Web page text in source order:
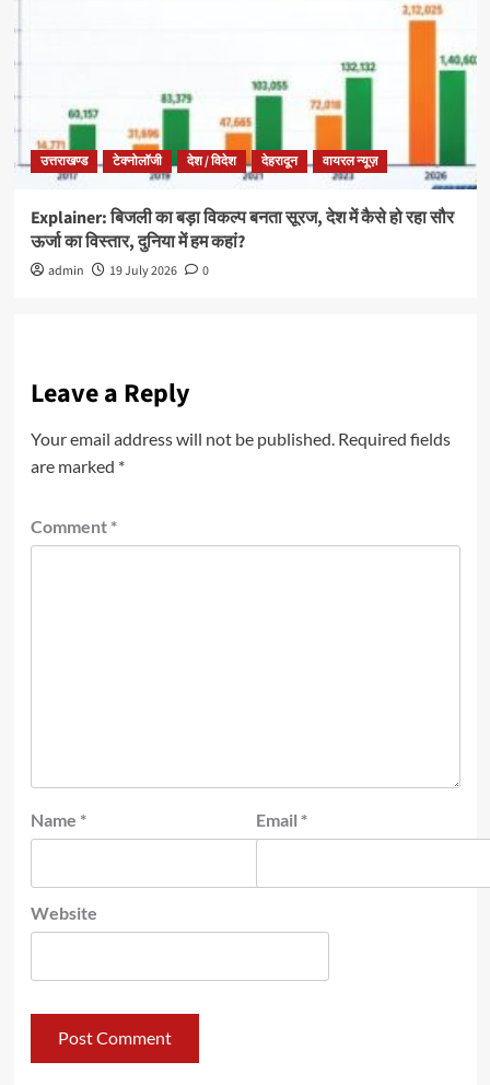
उत्तराखण्ड टेक्नोलॉजी देश / विदेश देहरादून वायरल न्यूज़
Explainer: बिजली का बड़ा विकल्प बनता सूरज, देश में कैसे हो रहा सौर
ऊर्जा का विस्तार, दुनिया में हम कहां?
admin 19 July 2026 0
Leave a Reply
Your email address will not be published. Required fields
are marked *
Comment *
Name * Email *
Website